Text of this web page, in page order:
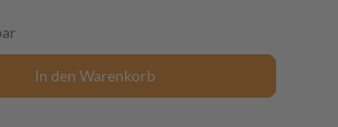
In den Warenkorb